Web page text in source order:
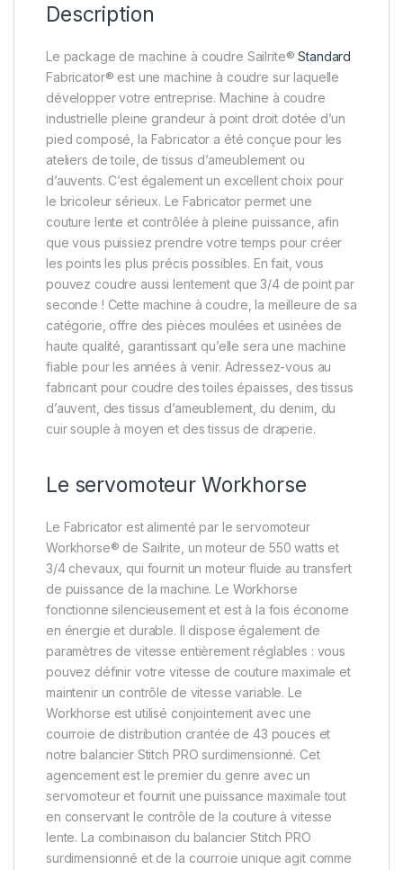
Description
Le package de machine à coudre Sailrite®Standard
Fabricator® est une machine à coudre sur laquelle
développer votre entreprise. Machine à coudre
industrielle pleine grandeur à point droit dotée d’un
pied composé, la Fabricator a été conçue pour les
ateliers de toile, de tissus d’ameublement ou
d’auvents. C’est également un excellent choix pour
le bricoleur sérieux. Le Fabricator permet une
couture lente et contrôlée à pleine puissance, afin
que vous puissiez prendre votre temps pour créer
les points les plus précis possibles. En fait, vous
pouvez coudre aussi lentement que 3/4 de point par
seconde ! Cette machine à coudre, la meilleure de sa
catégorie, offre des pièces moulées et usinées de
haute qualité, garantissant qu’elle sera une machine
fiable pour les années à venir. Adressez-vous au
fabricant pour coudre des toiles épaisses, des tissus
d’auvent, des tissus d’ameublement, du denim, du
cuir souple à moyen et des tissus de draperie.
Le servomoteur Workhorse
Le Fabricator est alimenté par le servomoteur
Workhorse® de Sailrite, un moteur de 550 watts et
3/4 chevaux, qui fournit un moteur fluide au transfert
de puissance de la machine. Le Workhorse
fonctionne silencieusement et est à la fois économe
en énergie et durable. Il dispose également de
paramètres de vitesse entièrement réglables : vous
pouvez définir votre vitesse de couture maximale et
maintenir un contrôle de vitesse variable. Le
Workhorse est utilisé conjointement avec une
courroie de distribution crantée de 43 pouces et
notre balancier Stitch PRO surdimensionné. Cet
agencement est le premier du genre avec un
servomoteur et fournit une puissance maximale tout
en conservant le contrôle de la couture à vitesse
lente. La combinaison du balancier Stitch PRO
surdimensionné et de la courroie unique agit comme